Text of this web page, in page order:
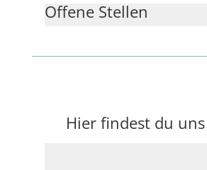
Offene Stellen
Hier findest du uns